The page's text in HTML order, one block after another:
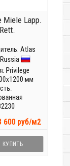
Miele Lapp.
Rett.
Atlas
Privilege
мм
600 руб/м2
КУПИТЬ